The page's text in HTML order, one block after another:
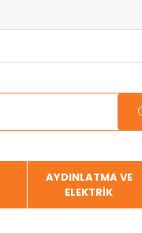
AYDINLATMA VE
ELEKTRİK